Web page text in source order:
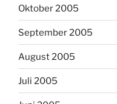
Oktober 2005
September 2005
August 2005
Juli 2005